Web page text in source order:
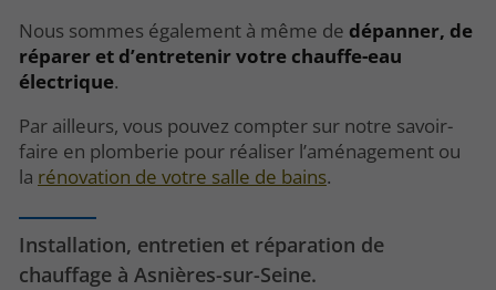
Nous sommes également à même de dépanner, de
réparer et d’entretenir votre chauffe-eau
électrique.
Par ailleurs, vous pouvez compter sur notre savoir-
faire en plomberie pour réaliser l’aménagement ou
la rénovation de votre salle de bains.
Installation, entretien et réparation de
chauffage à Asnières-sur-Seine.